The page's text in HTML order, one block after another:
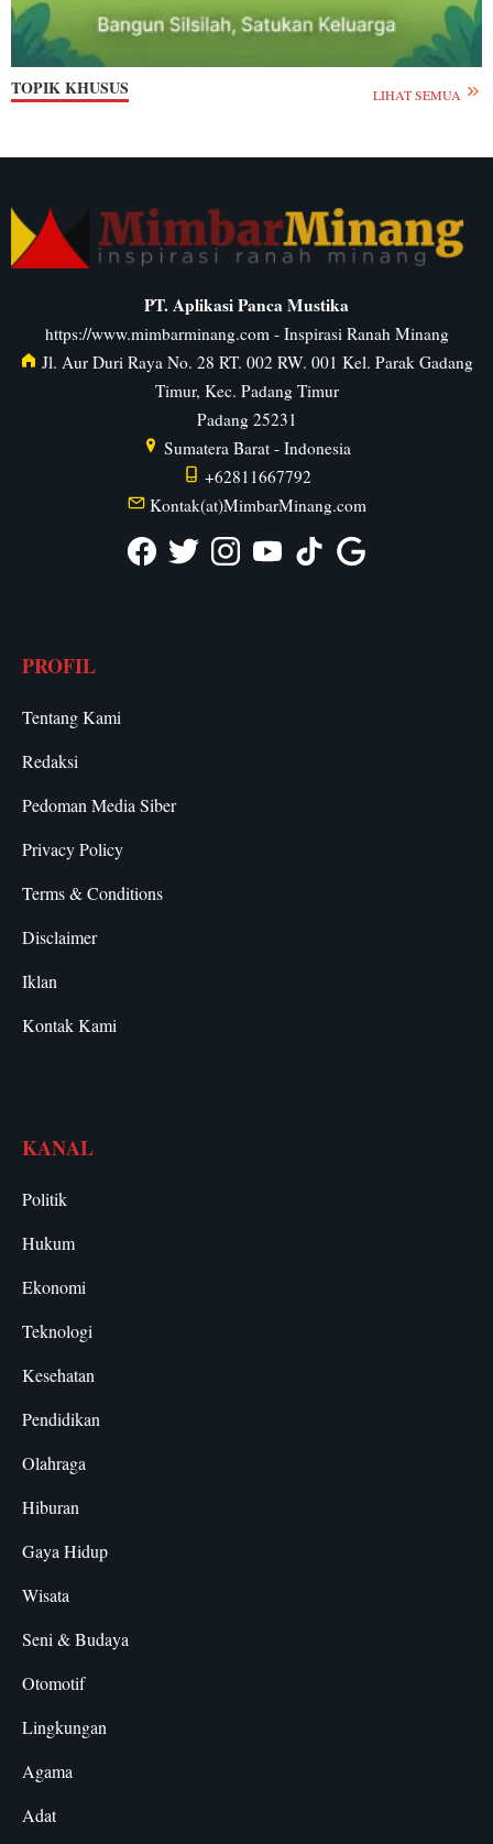
TOPIK KHUSUS LIHAT SEMUA
PT. Aplikasi Panca Mustika
https://www.mimbarminang.com - Inspirasi Ranah Minang
Jl. Aur Duri Raya No. 28 RT. 002 RW. 001 Kel. Parak Gadang
Timur, Kec. Padang Timur
Padang 25231
Sumatera Barat - Indonesia
+62811667792
Kontak(at)MimbarMinang.com
PROFIL
Tentang Kami
Redaksi
Pedoman Media Siber
Privacy Policy
Terms & Conditions
Disclaimer
Iklan
Kontak Kami
KANAL
Politik
Hukum
Ekonomi
Teknologi
Kesehatan
Pendidikan
Olahraga
Hiburan
Gaya Hidup
Wisata
Seni & Budaya
Otomotif
Lingkungan
Agama
Adat